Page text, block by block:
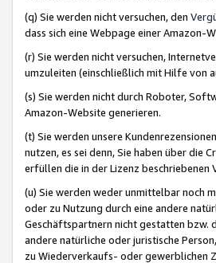
(q) Sie werden nicht versuchen, den
dass sich eine Webpage einer Amazon-
(r) Sie werden nicht versuchen,
umzuleiten (einschließlich mit Hilfe von
(s) Sie werden nicht durch Roboter,
Amazon-Website generieren.
(t) Sie werden unsere
nutzen, es sei denn, Sie haben über die
erfüllen die in der Lizenz beschriebenen
(u) Sie werden weder unmittelbar noch
oder zu Nutzung durch eine andere
Geschäftspartnern nicht gestatten bzw.
andere natürliche oder juristische
zu Wiederverkaufs- oder gewerblichen